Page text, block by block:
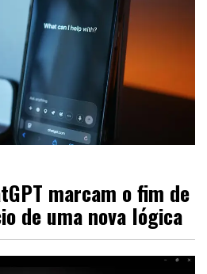
marcam o fim de
de uma nova lógica